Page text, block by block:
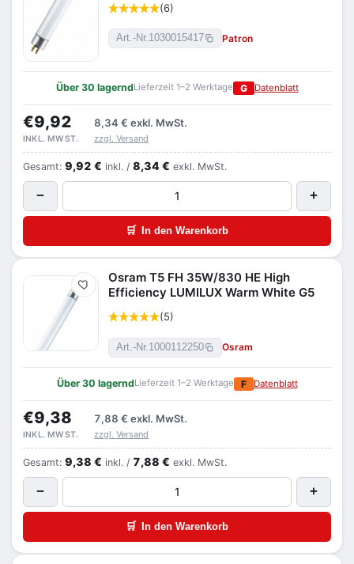
(6)
Art.-Nr.1030015417 Patron
Über 30 lagerndLieferzeit 1–2 Werktage G Datenblatt
€9,92 8,34 € exkl. MwSt.
INKL. MWST. zzgl. Versand
Gesamt: 9,92 € inkl. / 8,34 € exkl. MwSt.
− +
🛒 In den Warenkorb
Merken
Osram T5 FH 35W/830 HE High
Efficiency LUMILUX Warm White G5
(5)
Art.-Nr. 1000112250 Osram
Über 30 lagerndLieferzeit 1–2 Werktage F Datenblatt
€9,38 7,88 € exkl. MwSt.
INKL. MWST. zzgl. Versand
Gesamt: 9,38 € inkl. / 7,88 € exkl. MwSt.
− +
🛒 In den Warenkorb